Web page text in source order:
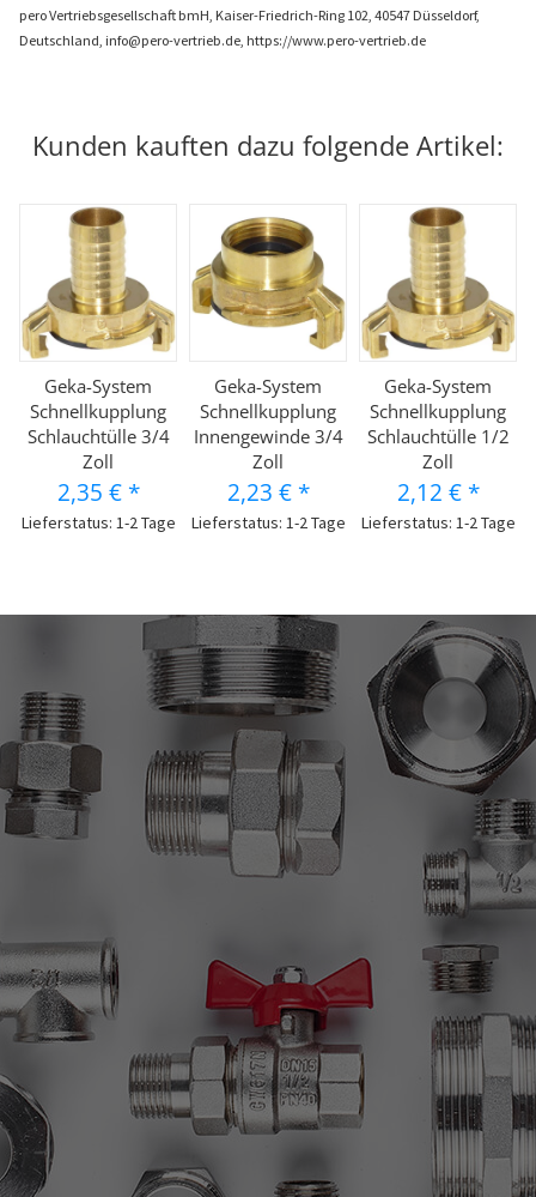
pero Vertriebsgesellschaft bmH, Kaiser-Friedrich-Ring 102, 40547 Düsseldorf,
Deutschland, info@pero-vertrieb.de, https://www.pero-vertrieb.de
Kunden kauften dazu folgende Artikel:
Geka-System
Schnellkupplung
Schlauchtülle 3/4
Zoll
2,35 € *
Lieferstatus: 1-2 Tage
Geka-System
Schnellkupplung
Innengewinde 3/4
Zoll
2,23 € *
Lieferstatus: 1-2 Tage
Geka-System
Schnellkupplung
Schlauchtülle 1/2
Zoll
2,12 € *
Lieferstatus: 1-2 Tage